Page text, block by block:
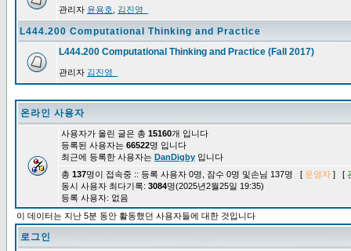
관리자 윤용호 김진영_
L444.200 Computational Thinking and Practice
L444.200 Computational Thinking and Practice (Fall 2017)
관리자 김진영_
온라인 사용자
사용자가 올린 글은 총 15160개 입니다
등록된 사용자는 66522명 입니다
최근에 등록한 사용자는 DanDigby 입니다
총 137명이 접속중 :: 등록 사용자 0명, 잠수 0명 및손님 137명 [ 운영자 ] [
동시 사용자 최다기록: 3084명(2025년2월25일 19:35)
등록 사용자: 없음
이 데이터는 지난 5분 동안 활동했던 사용자들에 대한 것입니다
로그인